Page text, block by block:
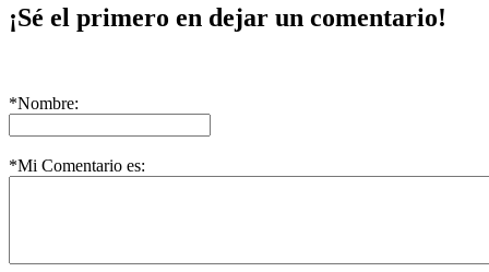
¡Sé el primero en dejar un comentario!
*Nombre:
*Mi Comentario es: